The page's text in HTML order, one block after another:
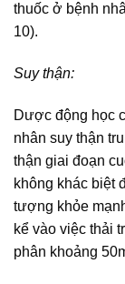
thuốc ở bệnh
10).
Suy thận:
Dược động học
nhân suy thận
thận giai đoạn
không khác biệt
tượng khỏe
kể vào việc thải
phân khoảng